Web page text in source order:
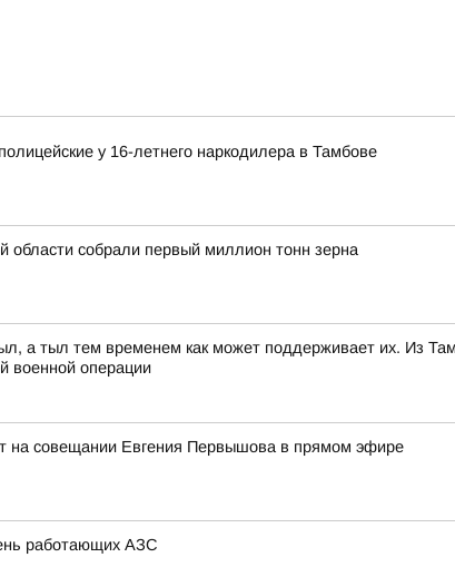
у 16-летнего наркодилера в Тамбове
области собрали первый миллион тонн зерна
а тыл тем временем как может поддерживает их. Из
военной операции
на совещании Евгения Первышова в прямом эфире
работающих АЗС